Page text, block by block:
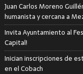
Juan Carlos Moreno
humanista y cercana a
Invita Ayuntamiento al
Capital!
Inician inscripciones de
en el Cobach